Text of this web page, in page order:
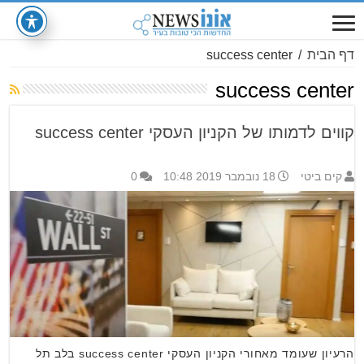
דף הבית /
success center
success center
קווים לדמותו של הקניון העסקי success center
קים ביטי 18 נובמבר 2019 10:48 0
הרעיון שעומד מאחורי הקניון העסקי success center בלב תל